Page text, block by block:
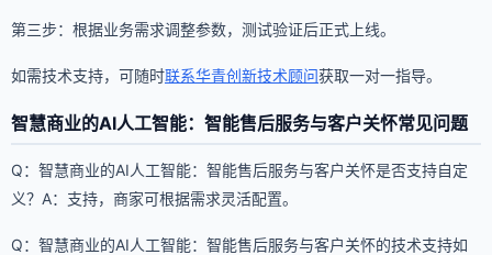
第三步：根据业务需求调整参数，测试验证后正式上线。
如需技术支持，可随时联系华青创新技术顾问获取一对一指导。
智慧商业的AI人工智能：智能售后服务与客户关怀常见问题
Q：智慧商业的AI人工智能：智能售后服务与客户关怀是否支持自定
义？A：支持，商家可根据需求灵活配置。
Q：智慧商业的AI人工智能：智能售后服务与客户关怀的技术支持如